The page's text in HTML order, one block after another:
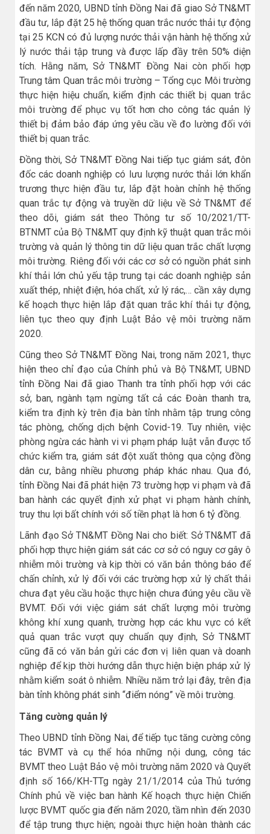
đến năm 2020, UBND tỉnh Đồng Nai đã giao Sở TN&MT
đầu tư, lắp đặt 25 hệ thống quan trắc nước thải tự động
tại 25 KCN có đủ lượng nước thải vận hành hệ thống xử
lý nước thải tập trung và được lấp đầy trên 50% diện
tích. Hằng năm, Sở TN&MT Đồng Nai còn phối hợp
Trung tâm Quan trắc môi trường – Tổng cục Môi trường
thực hiện hiệu chuẩn, kiểm định các thiết bị quan trắc
môi trường để phục vụ tốt hơn cho công tác quản lý
thiết bị đảm bảo đáp ứng yêu cầu về đo lường đối với
thiết bị quan trắc.
Đồng thời, Sở TN&MT Đồng Nai tiếp tục giám sát, đôn
đốc các doanh nghiệp có lưu lượng nước thải lớn khẩn
trương thực hiện đầu tư, lắp đặt hoàn chỉnh hệ thống
quan trắc tự động và truyền dữ liệu về Sở TN&MT để
theo dõi, giám sát theo Thông tư số 10/2021/TT-
BTNMT của Bộ TN&MT quy định kỹ thuật quan trắc môi
trường và quản lý thông tin dữ liệu quan trắc chất lượng
môi trường. Riêng đối với các cơ sở có nguồn phát sinh
khí thải lớn chủ yếu tập trung tại các doanh nghiệp sản
xuất thép, nhiệt điện, hóa chất, xử lý rác,… cần xây dựng
kế hoạch thực hiện lắp đặt quan trắc khí thải tự động,
liên tục theo quy định Luật Bảo vệ môi trường năm
2020.
Cũng theo Sở TN&MT Đồng Nai, trong năm 2021, thực
hiện theo chỉ đạo của Chính phủ và Bộ TN&MT, UBND
tỉnh Đồng Nai đã giao Thanh tra tỉnh phối hợp với các
sở, ban, ngành tạm ngừng tất cả các Đoàn thanh tra,
kiểm tra định kỳ trên địa bàn tỉnh nhằm tập trung công
tác phòng, chống dịch bệnh Covid-19. Tuy nhiên, việc
phòng ngừa các hành vi vi phạm pháp luật vẫn được tổ
chức kiểm tra, giám sát đột xuất thông qua cộng đồng
dân cư, bằng nhiều phương pháp khác nhau. Qua đó,
tỉnh Đồng Nai đã phát hiện 73 trường hợp vi phạm và đã
ban hành các quyết định xử phạt vi phạm hành chính,
truy thu lợi bất chính với số tiền phạt là hơn 6 tỷ đồng.
Lãnh đạo Sở TN&MT Đồng Nai cho biết: Sở TN&MT đã
phối hợp thực hiện giám sát các cơ sở có nguy cơ gây ô
nhiễm môi trường và kịp thời có văn bản thông báo để
chấn chỉnh, xử lý đối với các trường hợp xử lý chất thải
chưa đạt yêu cầu hoặc thực hiện chưa đúng yêu cầu về
BVMT. Đối với việc giám sát chất lượng môi trường
không khí xung quanh, trường hợp các khu vực có kết
quả quan trắc vượt quy chuẩn quy định, Sở TN&MT
cũng đã có văn bản gửi các đơn vị liên quan và doanh
nghiệp để kịp thời hướng dẫn thực hiện biện pháp xử lý
nhằm kiểm soát ô nhiễm. Nhiều năm trở lại đây, trên địa
bàn tỉnh không phát sinh “điểm nóng” về môi trường.
Tăng cường quản lý
Theo UBND tỉnh Đồng Nai, để tiếp tục tăng cường công
tác BVMT và cụ thể hóa những nội dung, công tác
BVMT theo Luật Bảo vệ môi trường năm 2020 và Quyết
định số 166/KH-TTg ngày 21/1/2014 của Thủ tướng
Chính phủ về việc ban hành Kế hoạch thực hiện Chiến
lược BVMT quốc gia đến năm 2020, tầm nhìn đến 2030
để tập trung thực hiện; ngoài thực hiện hoàn thành các